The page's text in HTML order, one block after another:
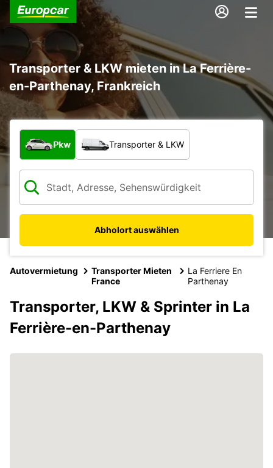
Transporter & LKW mieten in La Ferrière-
en-Parthenay, Frankreich
Welche Art von Fahrzeug?
Pkw Transporter & LKW
Abholort auswählen
Autovermietung
Transporter Mieten
France
La Ferriere En
Parthenay
Transporter, LKW & Sprinter in La
Ferrière-en-Parthenay